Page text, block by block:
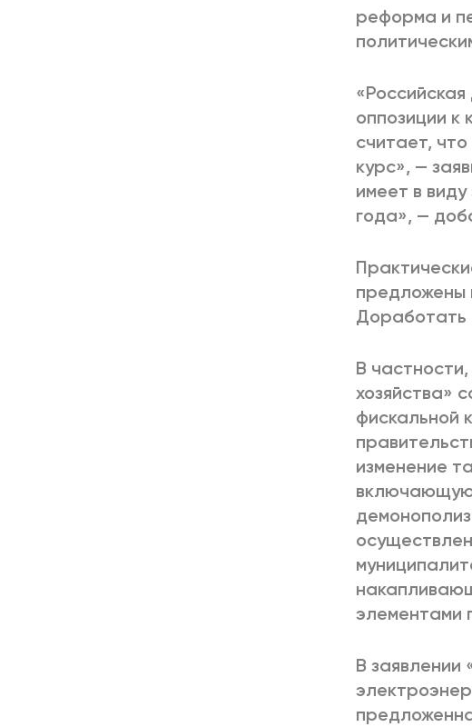
реформа и
оппозиции к
считает,
курс», —
имеет в
года», —
предложены
Доработать
В
хозяйства»
фискальной
изменение
включающую
элементами
В заявлении